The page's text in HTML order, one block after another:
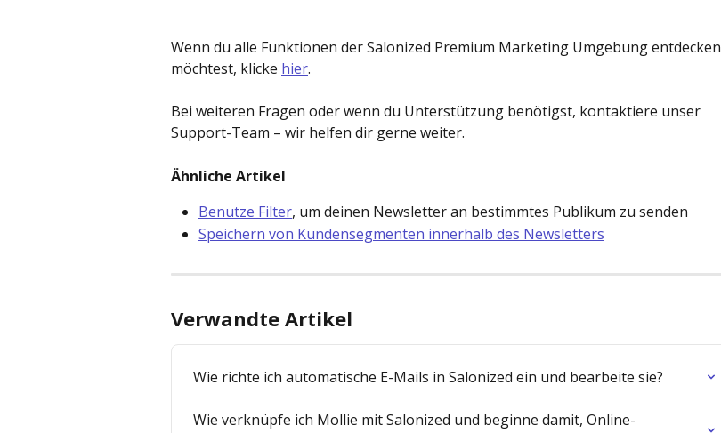
Wenn du alle Funktionen der Salonized Premium Marketing Umgebung entdecken
möchtest, klicke hier. ​
Bei weiteren Fragen oder wenn du Unterstützung benötigst, kontaktiere unser
Support-Team – wir helfen dir gerne weiter.
Ähnliche Artikel
Benutze Filter, um deinen Newsletter an bestimmtes Publikum zu senden
Speichern von Kundensegmenten innerhalb des Newsletters
Verwandte Artikel
Wie richte ich automatische E-Mails in Salonized ein und bearbeite sie?
Wie verknüpfe ich Mollie mit Salonized und beginne damit, Online-